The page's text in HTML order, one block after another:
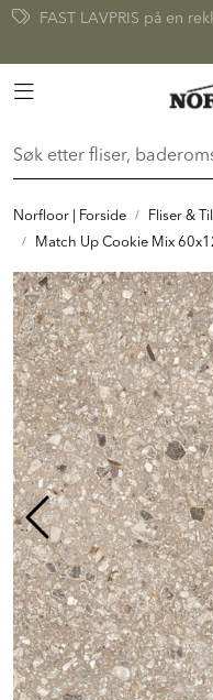
Skip to main content
FAST LAVPRIS på en
Toggle navigation
Norfloor | Forside Fliser &
Match Up Cookie Mix
FLISER & TILBEHØR
BADEROM
INTERIØR
INSPIRASJON
Lenker
Butikker
Proff
Prosjekt
Still et spørsmål
Favoritter (0)